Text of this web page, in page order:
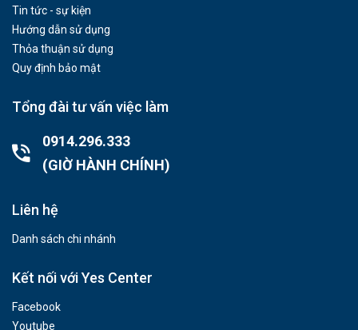
Tin tức - sự kiện
Hướng dẫn sử dụng
Thỏa thuận sử dụng
Quy định bảo mật
Tổng đài tư vấn việc làm
0914.296.333
(GIỜ HÀNH CHÍNH)
Liên hệ
Danh sách chi nhánh
Kết nối với Yes Center
Facebook
Youtube